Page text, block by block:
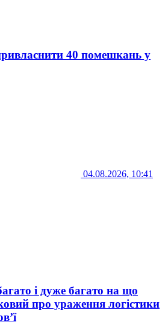
40 помешкань у
04.08.2026, 10:41
і дуже багато на що
про ураження логістики